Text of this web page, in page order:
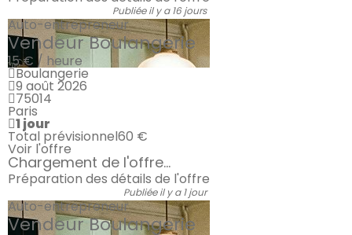
Publiée il y a 16 jours
Auto-entrepreneur
Vendeur Boulangerie
15 € / heure
Boulangerie
9 août 2026
75014
Paris
1 jour
Total prévisionnel60 €
Voir l'offre
Chargement de l'offre...
Préparation des détails de l'offre
Publiée il y a 1 jour
Auto-entrepreneur
Vendeur Boulangerie